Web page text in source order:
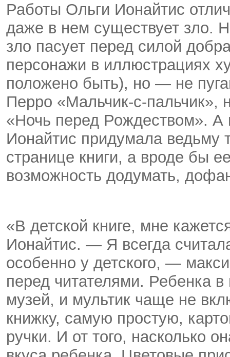
Работы Ольги Ионайтис
даже в нем существует зло.
зло пасует перед силой
персонажи в иллюстрациях
положено быть), но — не
Перро «Мальчик-с-пальчик»,
«Ночь перед Рождеством». А
Ионайтис придумала ведьму
странице книги, а вроде бы
возможность додумать,
«В детской книге, мне
Ионайтис. — Я всегда
особенно у детского, —
перед читателями. Ребенка
музей, и мультик чаще не
книжку, самую простую,
ручки. И от того, насколько